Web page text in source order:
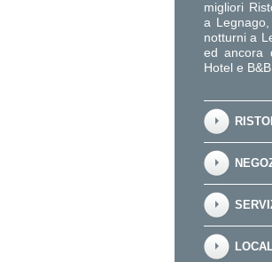
migliori
a
notturni a
ed ancora
Hotel e